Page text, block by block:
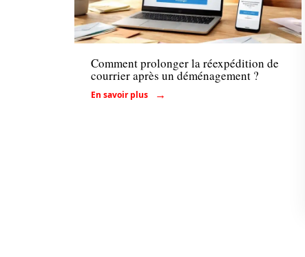
Déménager
Comment prolonger la réexpédition de
courrier après un déménagement ?
En savoir plus